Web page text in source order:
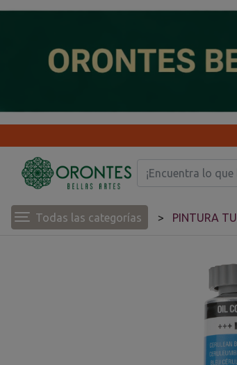
Todas las categorías PINTURA